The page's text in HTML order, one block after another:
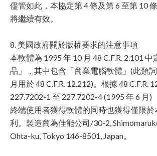
儘管如此，本協定第 4 條及第 6 至第 10
將繼續有效。
8. 美國政府關於版權要求的注意事項
本軟體為 1995 年 10 月 48 C.F.R. 2.101
品」，其中包含「商業電腦軟體」(此類
月用於 48 C.F.R. 12.212)。根據 48 C.F.R.
227.7202-1 至 227.7202-4 (1995 年 6 月)
終端使用者獲得軟體的同時也獲得僅限
利。製造商為佳能公司/30-2,
Ohta-ku, Tokyo 146-8501, Japan。